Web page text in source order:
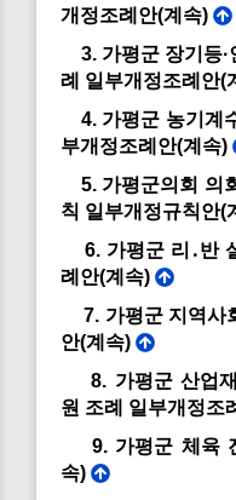
개정조례안(계속)
3. 가평군 장기등·
례 일부개정조례안(
4. 가평군 농기계
부개정조례안(계속)
5. 가평군의회 의
칙 일부개정규칙안(
6. 가평군 리․반
례안(계속)
7. 가평군 지역사
안(계속)
8. 가평군 산업재
원 조례 일부개정조
9. 가평군 체육 진
속)